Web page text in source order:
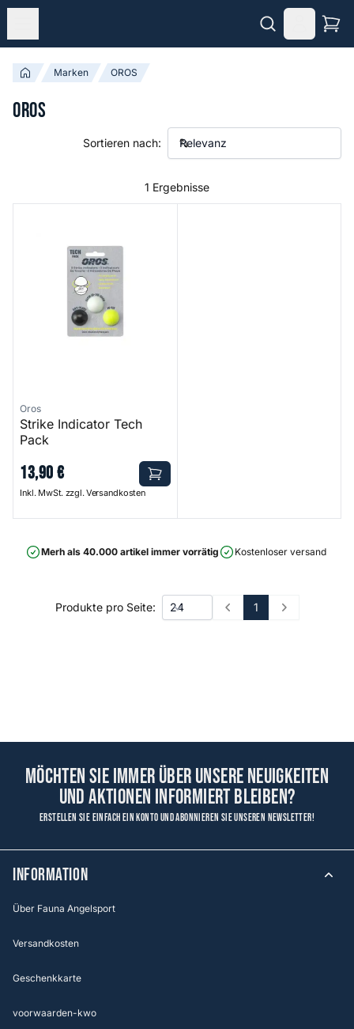
Marken OROS
OROS
1 Ergebnisse
Sortieren nach:
Oros
Strike Indicator Tech
Pack
13,90€
Inkl. MwSt. zzgl. Versandkosten
Merh als 40.000 artikel immer vorrätig Kostenloser versand ab
Produkte pro Seite: Prev 1 Next
Möchten Sie immer über unsere Neuigkeiten
und Aktionen informiert bleiben?
Erstellen Sie einfach ein Konto und abonnieren Sie unseren Newsletter!
Information
Über Fauna Angelsport
Versandkosten
Geschenkkarte
voorwaarden-kwo